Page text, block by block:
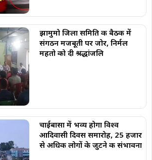
झामुमो जिला समिति की बैठक में
संगठन मजबूती पर जोर, निर्मल
महतो को दी श्रद्धांजलि
चाईबासा में भव्य होगा विश्व
आदिवासी दिवस समारोह, 25 हजार
से अधिक लोगों के जुटने की संभावना